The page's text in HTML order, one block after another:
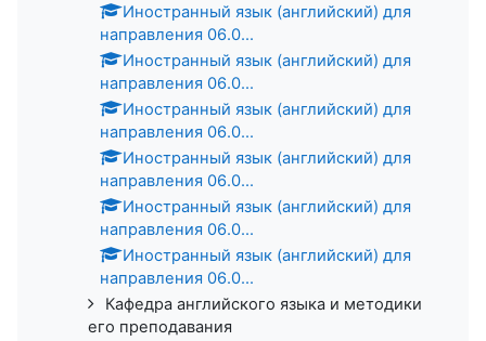
Иностранный язык (английский) для
направления 06.0...
Иностранный язык (английский) для
направления 06.0...
Иностранный язык (английский) для
направления 06.0...
Иностранный язык (английский) для
направления 06.0...
Иностранный язык (английский) для
направления 06.0...
Иностранный язык (английский) для
направления 06.0...
Кафедра английского языка и методики
его преподавания